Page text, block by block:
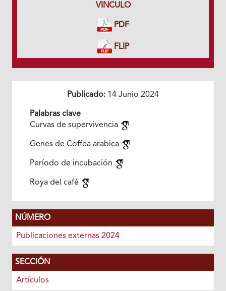
VINCULO
PDF
FLIP
Publicado: 14 Junio 2024
Palabras clave
Curvas de supervivencia
Genes de Coffea arabica
Período de incubación
Roya del café
NÚMERO
Publicaciones externas 2024
SECCIÓN
Artículos